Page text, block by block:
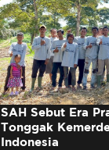
SAH Sebut Era
Tonggak
Indonesia